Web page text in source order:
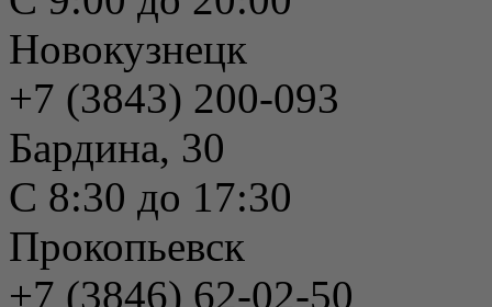
Новокузнецк
+7 (3843) 200-093
Бардина, 30
С 8:30 до 17:30
Прокопьевск
+7 (3846) 62-02-50